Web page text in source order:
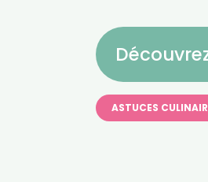
ASTUCES